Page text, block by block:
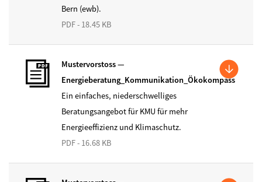
Bern (ewb).
PDF - 18.45 KB
Mustervorstoss —
Energieberatung_Kommunikation_Ökokompass
Ein einfaches, niederschwelliges
Beratungsangebot für KMU für mehr
Energieeffizienz und Klimaschutz.
PDF - 16.68 KB